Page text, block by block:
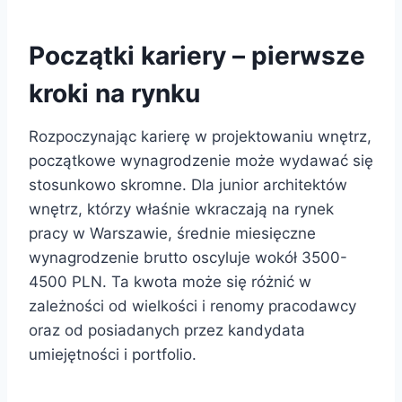
Początki kariery – pierwsze
kroki na rynku
Rozpoczynając karierę w projektowaniu wnętrz,
początkowe wynagrodzenie może wydawać się
stosunkowo skromne. Dla junior architektów
wnętrz, którzy właśnie wkraczają na rynek
pracy w Warszawie, średnie miesięczne
wynagrodzenie brutto oscyluje wokół 3500-
4500 PLN. Ta kwota może się różnić w
zależności od wielkości i renomy pracodawcy
oraz od posiadanych przez kandydata
umiejętności i portfolio.